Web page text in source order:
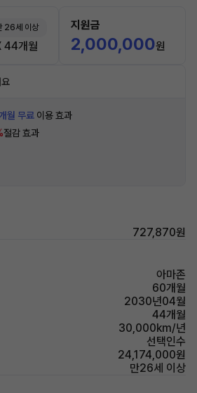
26세 이상
44개월
지원금
2,000,000원
월 무료 이용 효과
절감 효과
727,870원
아마존
60개월
2030년04월
44개월
30,000km/년
선택인수
24,174,000원
만26세 이상